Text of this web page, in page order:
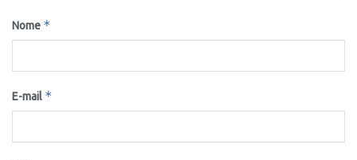
Nome *
E-mail *